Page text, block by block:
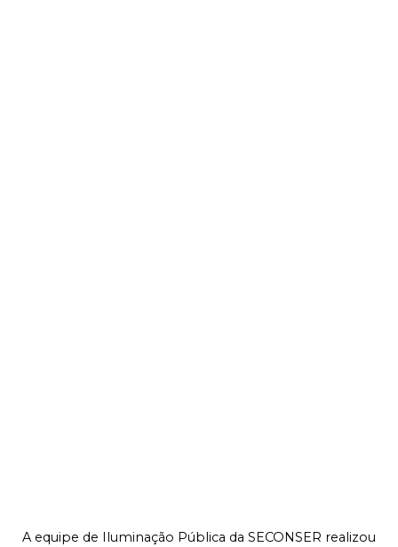
A equipe de Iluminação Pública da SECONSER realizou